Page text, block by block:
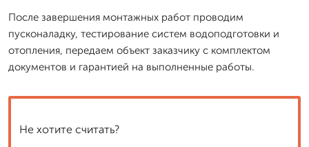
После завершения монтажных работ проводим
пусконаладку, тестирование систем водоподготовки и
отопления, передаем объект заказчику с комплектом
документов и гарантией на выполненные работы.
Не хотите считать?